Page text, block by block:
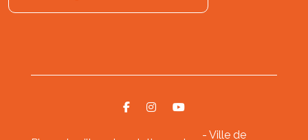
- Ville de